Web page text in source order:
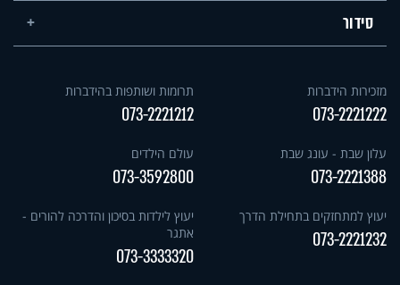
סידור
מזכירות הידברות
073-2221222
תרומות ושותפות בהידברות
073-2221212
עלון שבת - עונג שבת
073-2221388
עולם הילדים
073-3592800
יעוץ למתחזקים בתחילת הדרך
073-2221232
יעוץ לילדות בסיכון והדרכה להורים -
אתגר
073-3333320